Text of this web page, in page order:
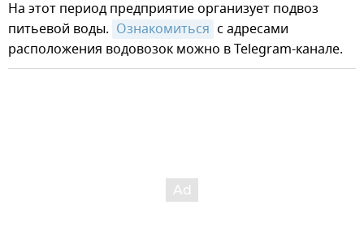
На этот период предприятие организует подвоз
питьевой воды. Ознакомиться с адресами
расположения водовозок можно в Telegram-канале.